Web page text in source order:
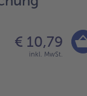
€ 10,79
inkl. MwSt.